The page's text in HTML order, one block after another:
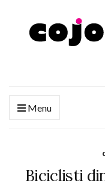
Menu
Biciclisti